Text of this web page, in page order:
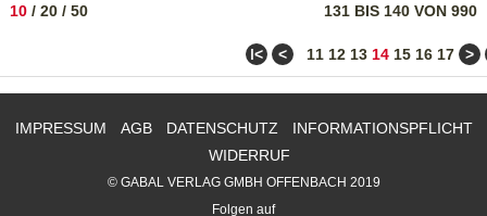
131 BIS 140 VON 990
10 / 20 / 50
ǀ< < 11 12 13 14 15 16 17 >
IMPRESSUM AGB DATENSCHUTZ
INFORMATIONSPFLICHT
WIDERRUF
© GABAL VERLAG GMBH OFFENBACH 2019
Folgen auf